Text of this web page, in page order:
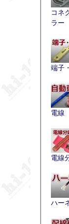
コネ
ラー
端子
電線
電線
ハー